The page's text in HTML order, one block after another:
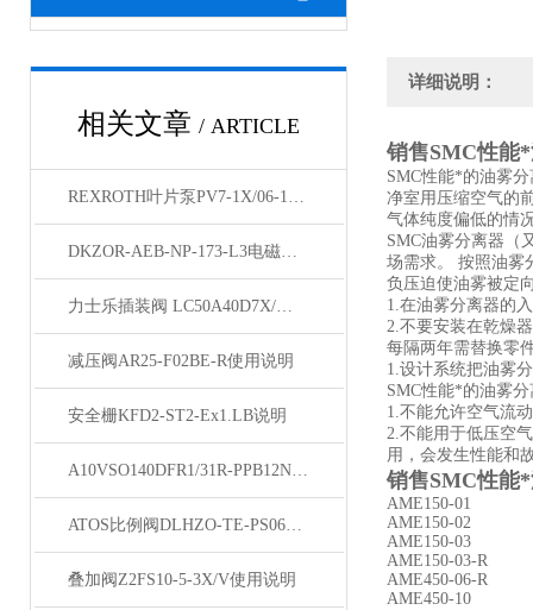
相关文章 / ARTICLE
REXROTH叶片泵PV7-1X/06-14RA01MA3-07天津经销
DKZOR-AEB-NP-173-L3电磁阀参数
力士乐插装阀 LC50A40D7X/货期短
减压阀AR25-F02BE-R使用说明
安全栅KFD2-ST2-Ex1.LB说明
A10VSO140DFR1/31R-PPB12N00柱塞泵发货
ATOS比例阀DLHZO-TE-PS060-L71原理
叠加阀Z2FS10-5-3X/V使用说明
详细说明：
销售SMC性能
SMC性能*的油雾
净室用压缩空气的
气体纯度偏低的情
SMC油雾分离器（
场需求。 按照油雾
负压迫使油雾被定
1.在油雾分离器的
2.不要安装在乾燥
每隔两年需替换零
1.设计系统把油雾
SMC性能*的油雾
1.不能允许空气流
2.不能用于低压空
用，会发生性能和
销售SMC性能
AME150-01
AME150-02
AME150-03
AME150-03-R
AME450-06-R
AME450-10